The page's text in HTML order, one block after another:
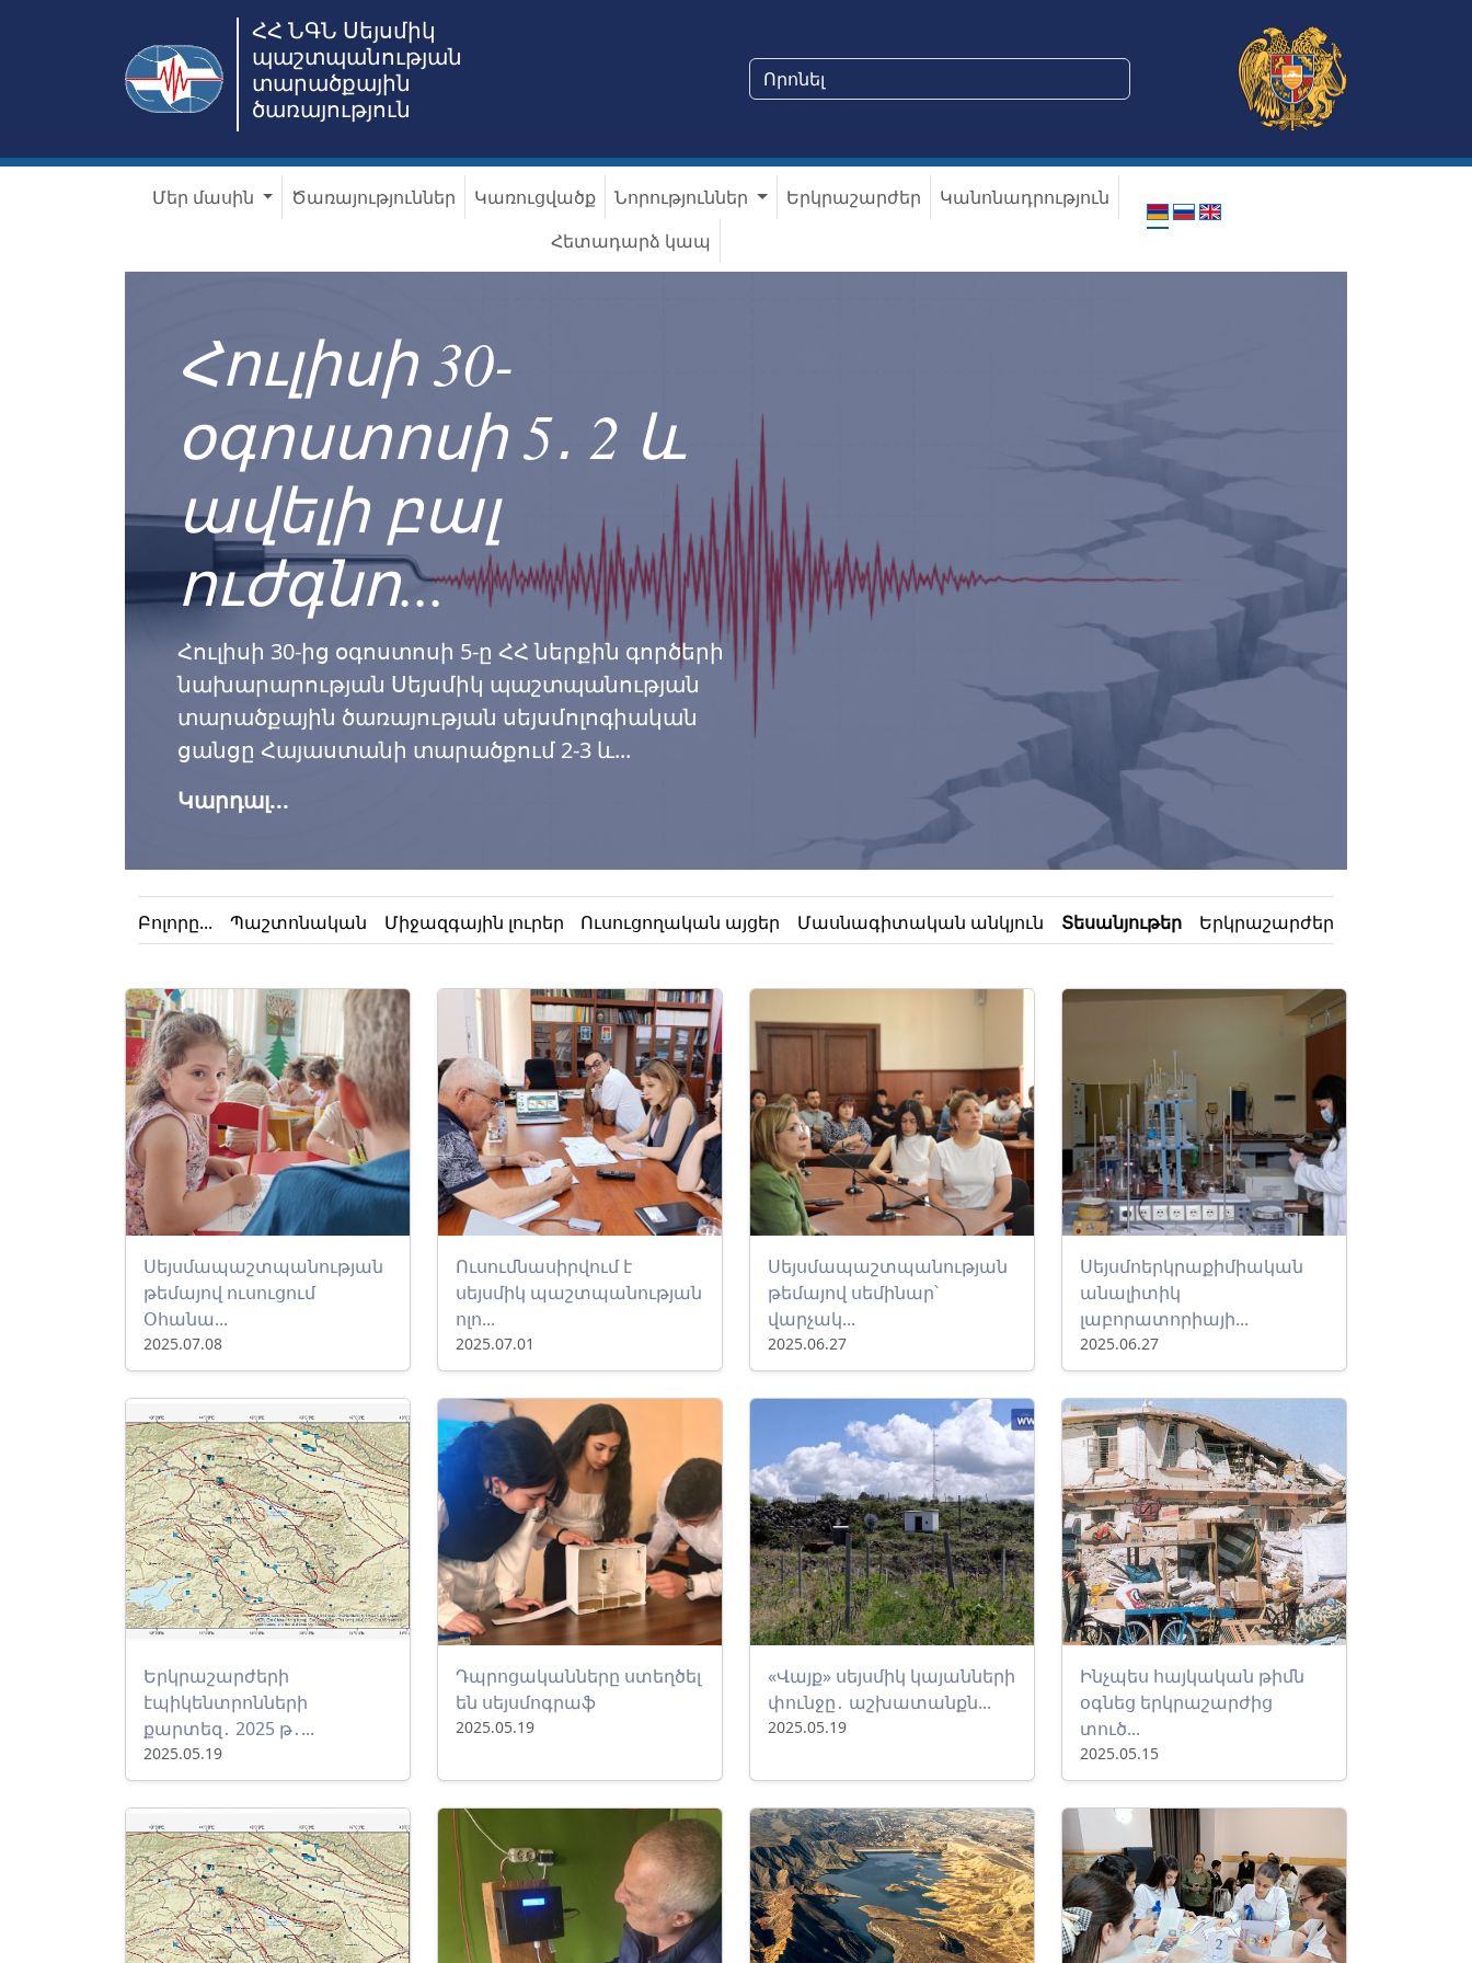
ՀՀ ՆԳՆ Սեյսմիկ
պաշտպանության
տարածքային
ծառայություն
Մեր մասին Ծառայություններ Կառուցվածք Նորություններ Երկրաշարժեր
Կանոնադրություն
Հետադարձ կապ
Հուլիսի 30-
օգոստոսի 5․ 2 և
ավելի բալ
ուժգնո...
Հուլիսի 30-ից օգոստոսի 5-ը ՀՀ ներքին գործերի
նախարարության Սեյսմիկ պաշտպանության
տարածքային ծառայության սեյսմոլոգիական
ցանցը Հայաստանի տարածքում 2-3 և...
Կարդալ...
Բոլորը... Պաշտոնական Միջազգային լուրեր Ուսուցողական այցեր Մասնագիտական անկյուն Տեսանյութեր Երկրաշարժեր
Սեյսմապաշտպանության
թեմայով ուսուցում
Օհանա...
2025.07.08
Ուսումնասիրվում է
սեյսմիկ պաշտպանության
ոլո...
2025.07.01
Սեյսմապաշտպանության
թեմայով սեմինար՝
վարչակ...
2025.06.27
Սեյսմոերկրաքիմիական
անալիտիկ
լաբորատորիայի...
2025.06.27
Երկրաշարժերի
էպիկենտրոնների
քարտեզ․ 2025 թ․...
2025.05.19
Դպրոցականները ստեղծել
են սեյսմոգրաֆ
2025.05.19
«Վայք» սեյսմիկ կայանների
փունջը․ աշխատանքն...
2025.05.19
Ինչպես հայկական թիմն
օգնեց երկրաշարժից
տուծ...
2025.05.15